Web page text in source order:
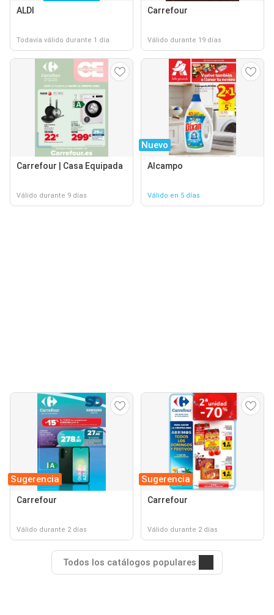
ALDI
Todavía válido durante 1 día
Carrefour
Válido durante 19 días
Carrefour | Casa Equipada
Válido durante 9 días
Nuevo
Alcampo
Válido en 5 días
Sugerencia
Carrefour
Válido durante 2 días
Sugerencia
Carrefour
Válido durante 2 días
Todos los catálogos populares